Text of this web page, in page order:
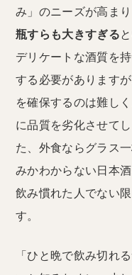
み」のニーズが高ま
瓶すらも大きすぎる
デリケートな酒質を
する必要があります
を確保するのは難し
に品質を劣化させて
た、外食ならグラス
みかわからない日本
飲み慣れた人でない
す。
「ひと晩で飲み切れ